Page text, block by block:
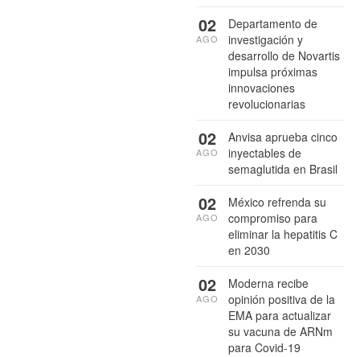
Departamento de
investigación y
desarrollo de Novartis
impulsa próximas
innovaciones
revolucionarias
02
AGO
Anvisa aprueba cinco
inyectables de
semaglutida en Brasil
02
AGO
México refrenda su
compromiso para
eliminar la hepatitis C
en 2030
02
AGO
Moderna recibe
opinión positiva de la
EMA para actualizar
su vacuna de ARNm
para Covid-19
02
AGO